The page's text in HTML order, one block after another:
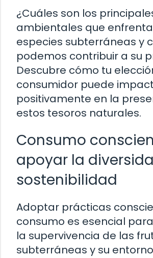
¿Cuáles son los
ambientales que
especies subterráneas y
podemos contribuir a su
Descubre cómo tu
consumidor puede
positivamente en la
estos tesoros naturales.
Consumo
apoyar la
sostenibilidad
Adoptar prácticas
consumo es esencial
la supervivencia de las
subterráneas y su